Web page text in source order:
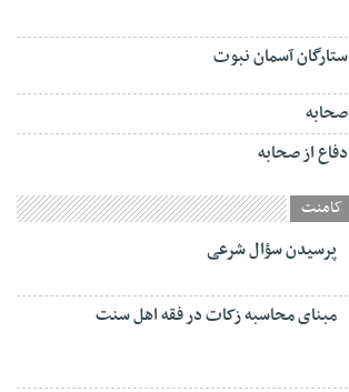
ستارگان آسمان نبوت
صحابه
دفاع از صحابه
کامنت
پرسیدن سؤال شرعی
مبنای محاسبه زکات در فقه اهل سنت